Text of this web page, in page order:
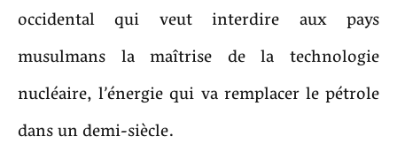
occidental qui veut interdire aux pays
musulmans la maîtrise de la technologie
nucléaire, l’énergie qui va remplacer le pétrole
dans un demi-siècle.